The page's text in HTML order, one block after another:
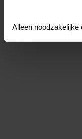
Alleen noodzakelijke